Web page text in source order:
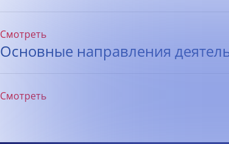
Смотреть
Основные направления
Смотреть